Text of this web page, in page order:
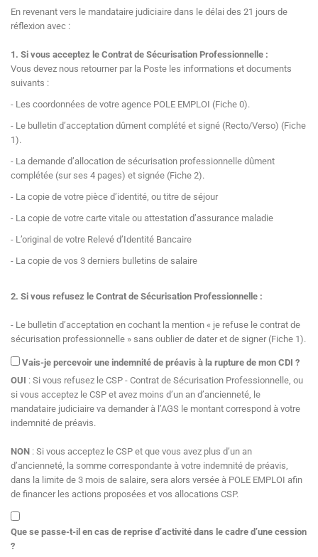
En revenant vers le mandataire judiciaire dans le délai des 21 jours de
réflexion avec :
1. Si vous acceptez le Contrat de Sécurisation Professionnelle :
Vous devez nous retourner par la Poste les informations et documents
suivants :
- Les coordonnées de votre agence POLE EMPLOI (Fiche 0).
- Le bulletin d’acceptation dûment complété et signé (Recto/Verso) (Fiche
1).
- La demande d’allocation de sécurisation professionnelle dûment
complétée (sur ses 4 pages) et signée (Fiche 2).
- La copie de votre pièce d’identité, ou titre de séjour
- La copie de votre carte vitale ou attestation d’assurance maladie
- L’original de votre Relevé d’Identité Bancaire
- La copie de vos 3 derniers bulletins de salaire
2. Si vous refusez le Contrat de Sécurisation Professionnelle :
- Le bulletin d’acceptation en cochant la mention « je refuse le contrat de
sécurisation professionnelle » sans oublier de dater et de signer (Fiche 1).
Vais-je percevoir une indemnité de préavis à la rupture de mon CDI ?
OUI : Si vous refusez le CSP - Contrat de Sécurisation Professionnelle, ou
si vous acceptez le CSP et avez moins d’un an d’ancienneté, le
mandataire judiciaire va demander à l’AGS le montant correspond à votre
indemnité de préavis.
NON : Si vous acceptez le CSP et que vous avez plus d’un an
d’ancienneté, la somme correspondante à votre indemnité de préavis,
dans la limite de 3 mois de salaire, sera alors versée à POLE EMPLOI afin
de financer les actions proposées et vos allocations CSP.
Que se passe-t-il en cas de reprise d’activité dans le cadre d’une cession
?